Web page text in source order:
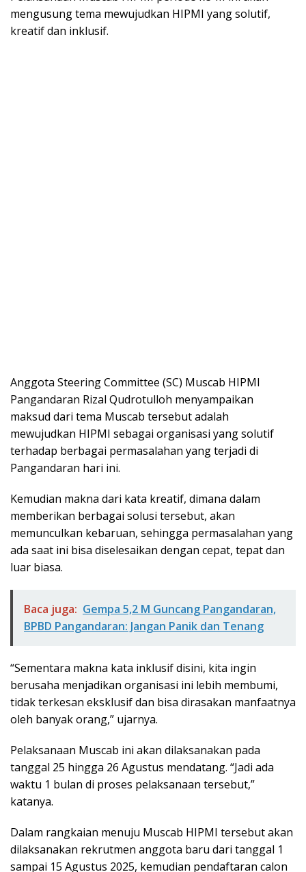
mengusung tema mewujudkan HIPMI yang solutif,
kreatif dan inklusif.
Anggota Steering Committee (SC) Muscab HIPMI
Pangandaran Rizal Qudrotulloh menyampaikan
maksud dari tema Muscab tersebut adalah
mewujudkan HIPMI sebagai organisasi yang solutif
terhadap berbagai permasalahan yang terjadi di
Pangandaran hari ini.
Kemudian makna dari kata kreatif, dimana dalam
memberikan berbagai solusi tersebut, akan
memunculkan kebaruan, sehingga permasalahan yang
ada saat ini bisa diselesaikan dengan cepat, tepat dan
luar biasa.
Baca juga: Gempa 5,2 M Guncang Pangandaran,
BPBD Pangandaran: Jangan Panik dan Tenang
“Sementara makna kata inklusif disini, kita ingin
berusaha menjadikan organisasi ini lebih membumi,
tidak terkesan eksklusif dan bisa dirasakan manfaatnya
oleh banyak orang,” ujarnya.
Pelaksanaan Muscab ini akan dilaksanakan pada
tanggal 25 hingga 26 Agustus mendatang. “Jadi ada
waktu 1 bulan di proses pelaksanaan tersebut,”
katanya.
Dalam rangkaian menuju Muscab HIPMI tersebut akan
dilaksanakan rekrutmen anggota baru dari tanggal 1
sampai 15 Agustus 2025, kemudian pendaftaran calon